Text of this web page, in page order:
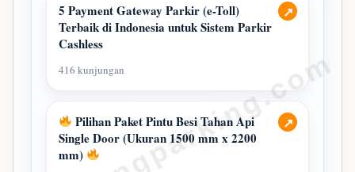
↗
5 Payment Gateway Parkir (e-Toll)
Terbaik di Indonesia untuk Sistem Parkir
Cashless
416 kunjungan
↗
Pilihan Paket Pintu Besi Tahan Api
Single Door (Ukuran 1500 mm x 2200
mm)